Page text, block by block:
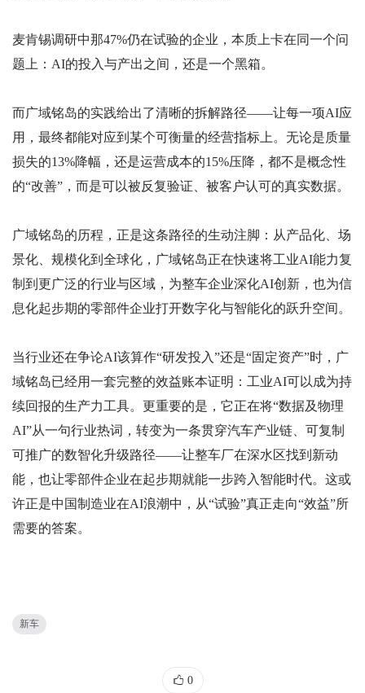
麦肯锡调研中那47%仍在试验的企业，本质上卡在同一个问
题上：AI的投入与产出之间，还是一个黑箱。
而广域铭岛的实践给出了清晰的拆解路径——让每一项AI应
用，最终都能对应到某个可衡量的经营指标上。无论是质量
损失的13%降幅，还是运营成本的15%压降，都不是概念性
的“改善”，而是可以被反复验证、被客户认可的真实数据。
广域铭岛的历程，正是这条路径的生动注脚：从产品化、场
景化、规模化到全球化，广域铭岛正在快速将工业AI能力复
制到更广泛的行业与区域，为整车企业深化AI创新，也为信
息化起步期的零部件企业打开数字化与智能化的跃升空间。
当行业还在争论AI该算作“研发投入”还是“固定资产”时，广
域铭岛已经用一套完整的效益账本证明：工业AI可以成为持
续回报的生产力工具。更重要的是，它正在将“数据及物理
AI”从一句行业热词，转变为一条贯穿汽车产业链、可复制
可推广的数智化升级路径——让整车厂在深水区找到新动
能，也让零部件企业在起步期就能一步跨入智能时代。这或
许正是中国制造业在AI浪潮中，从“试验”真正走向“效益”所
需要的答案。
新车
0